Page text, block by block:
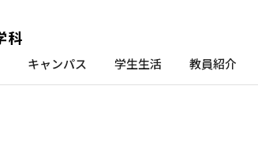
キャンパス 学生生活 教員紹介